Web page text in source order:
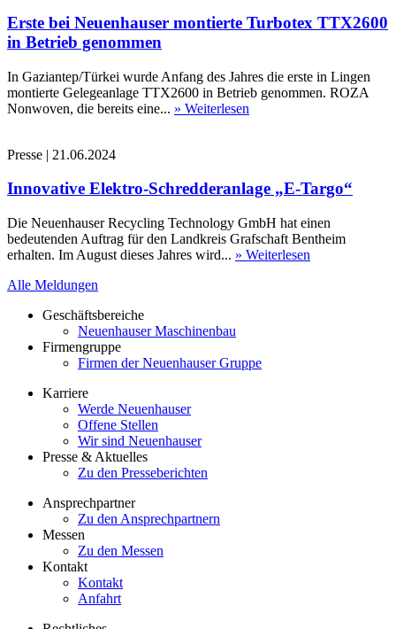
Erste bei Neuenhauser montierte Turbotex TTX2600
in Betrieb genommen
In Gaziantep/Türkei wurde Anfang des Jahres die erste in Lingen
montierte Gelegeanlage TTX2600 in Betrieb genommen. ROZA
Nonwoven, die bereits eine... » Weiterlesen
Presse | 21.06.2024
Innovative Elektro-Schredderanlage „E-Targo“
Die Neuenhauser Recycling Technology GmbH hat einen
bedeutenden Auftrag für den Landkreis Grafschaft Bentheim
erhalten. Im August dieses Jahres wird... » Weiterlesen
Alle Meldungen
Geschäftsbereiche
Neuenhauser Maschinenbau
Firmengruppe
Firmen der Neuenhauser Gruppe
Karriere
Werde Neuenhauser
Offene Stellen
Wir sind Neuenhauser
Presse & Aktuelles
Zu den Presseberichten
Ansprechpartner
Zu den Ansprechpartnern
Messen
Zu den Messen
Kontakt
Kontakt
Anfahrt